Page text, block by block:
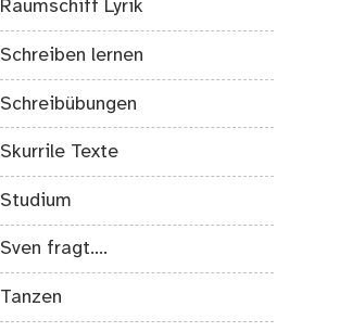
Raumschiff Lyrik
Schreiben lernen
Schreibübungen
Skurrile Texte
Studium
Sven fragt….
Tanzen